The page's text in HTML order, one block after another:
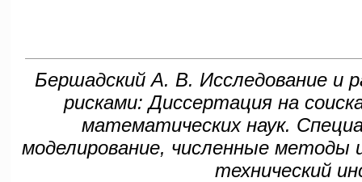
Бершадский А. В. Исследование и
рисками: Диссертация на
математических наук.
моделирование, численные методы
технический